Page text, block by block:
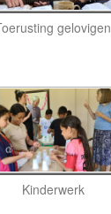
gelovigen
Kinderwerk